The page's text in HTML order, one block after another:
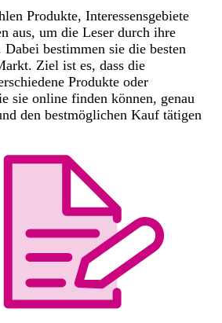
Produkte, Interessensgebiete
aus, um die Leser durch ihre
bestimmen sie die besten
Ziel ist es, dass die
Produkte oder
sie online finden können, genau
den bestmöglichen Kauf tätigen